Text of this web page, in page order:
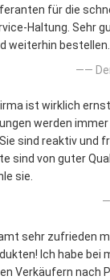
für die
Haltung. Sehr
weiterhin bestellen.
——
ist wirklich
werden
sind reaktiv und
sind von guter
sie.
sehr zufrieden
Ich habe bei
Verkäufern nach